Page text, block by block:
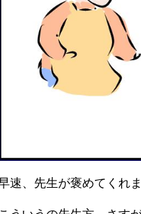
速、先生が褒めてくれま